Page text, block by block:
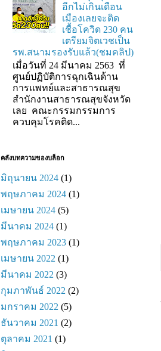
อีกไม่เกินเดือน
เมืองเลยจะติด
เชื้อโควิด 230 คน
เตรียมจิตเวชเป็น
รพ.สนามรองรับแล้ว(ชมคลิป)
เมื่อวันที่ 24 มีนาคม 2563 ที่
ศูนย์ปฏิบัติการฉุกเฉินด้าน
การแพทย์และสาธารณสุข
สำนักงานสาธารณสุขจังหวัด
เลย คณะกรรมกรรมการ
ควบคุมโรคติด...
คลังบทความของบล็อก
มิถุนายน 2024 (1)
พฤษภาคม 2024 (1)
เมษายน 2024 (5)
มีนาคม 2024 (1)
พฤษภาคม 2023 (1)
เมษายน 2022 (1)
มีนาคม 2022 (3)
กุมภาพันธ์ 2022 (2)
มกราคม 2022 (5)
ธันวาคม 2021 (2)
ตุลาคม 2021 (1)